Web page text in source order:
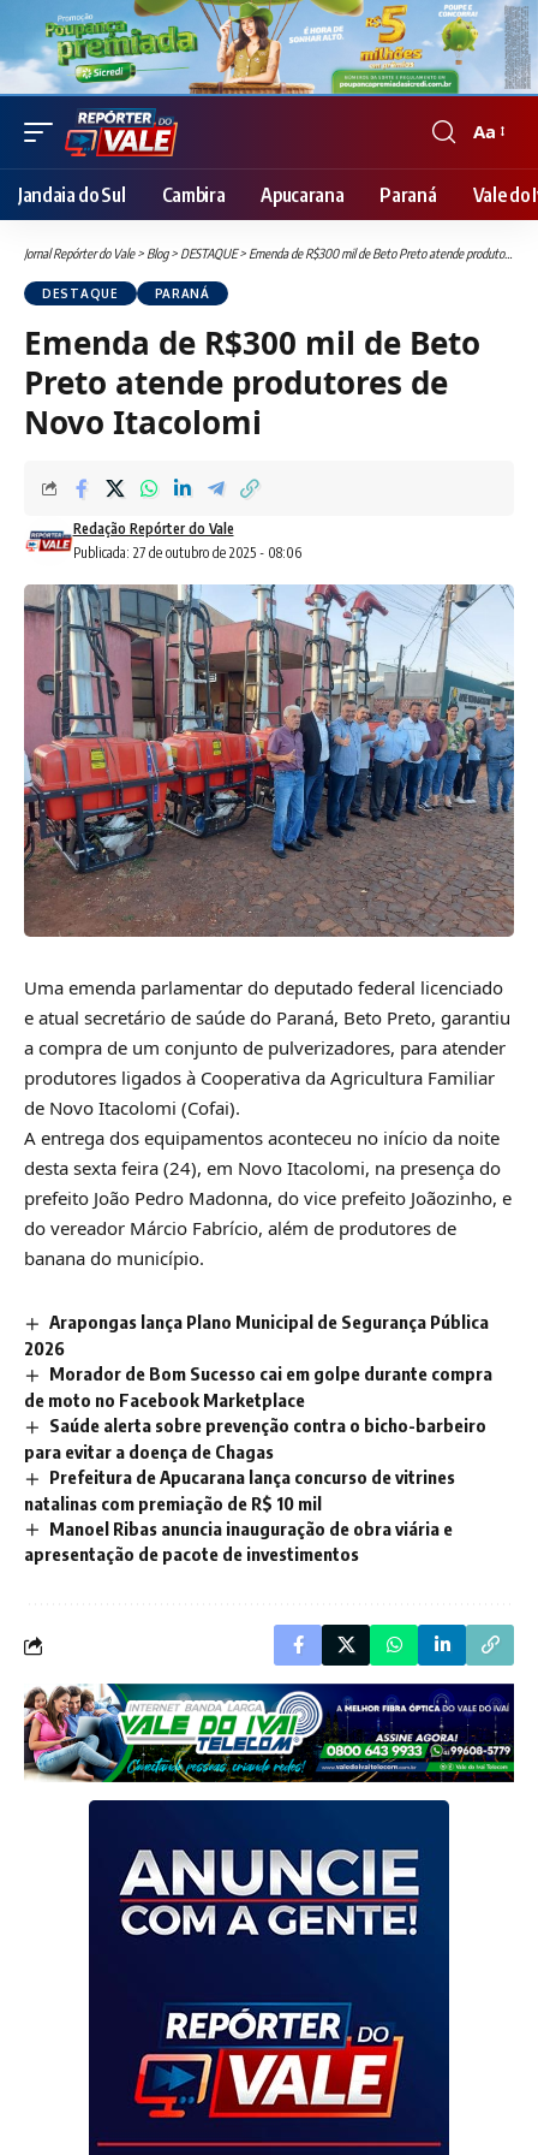
Font
Resizer
Aa
Jandaia do Sul Cambira Apucarana Paraná Vale do
Jornal Repórter do Vale> Blog> DESTAQUE> Emenda de R$300 mil de Beto Preto atende produtores de Novo Itacolomi
DESTAQUE PARANÁ
Emenda de R$300 mil de Beto
Preto atende produtores de
Novo Itacolomi
Publicada: 27 de outubro de 2025 - 08:06
Redação Repórter do Vale
Uma emenda parlamentar do deputado federal licenciado
e atual secretário de saúde do Paraná, Beto Preto, garantiu
a compra de um conjunto de pulverizadores, para atender
produtores ligados à Cooperativa da Agricultura Familiar
de Novo Itacolomi (Cofai).
A entrega dos equipamentos aconteceu no início da noite
desta sexta feira (24), em Novo Itacolomi, na presença do
prefeito João Pedro Madonna, do vice prefeito Joãozinho, e
do vereador Márcio Fabrício, além de produtores de
banana do município.
Arapongas lança Plano Municipal de Segurança Pública
2026
Morador de Bom Sucesso cai em golpe durante compra
de moto no Facebook Marketplace
Saúde alerta sobre prevenção contra o bicho-barbeiro
para evitar a doença de Chagas
Prefeitura de Apucarana lança concurso de vitrines
natalinas com premiação de R$ 10 mil
Manoel Ribas anuncia inauguração de obra viária e
apresentação de pacote de investimentos